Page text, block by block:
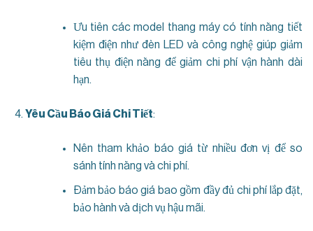
Ưu tiên các model thang máy có tính năng tiết
kiệm điện như đèn LED và công nghệ giúp giảm
tiêu thụ điện năng để giảm chi phí vận hành dài
hạn.
Yêu Cầu Báo Giá Chi Tiết:
Nên tham khảo báo giá từ nhiều đơn vị để so
sánh tính năng và chi phí.
Đảm bảo báo giá bao gồm đầy đủ chi phí lắp đặt,
bảo hành và dịch vụ hậu mãi.